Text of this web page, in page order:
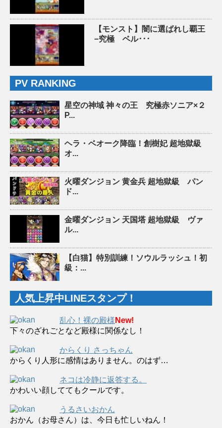
【モンスト】闇に選ばれし覇王
−究極 ベル･･･
PV RANKING
星空の神域 神々の王 究極赤ソニア×２
P...
ヘラ・ベオーク降臨！創樹妃 超地獄級
オ...
火曜ダンジョン 黄金兵 超地獄級 パン
ド...
金曜ダンジョン 天国塔 超地獄級 ヴァ
ル...
【白猫】特別訓練！ソウルラッシュ！初
級：...
人気上昇中LINEスタンプ！
乱心！裸の殿様 New!
下々のざれごとなど殿様に関係なし！
からくり さっちゃん
からくり人形に感情はありません。のはず…
ネコは冷静に返答する。
かわいい顔しててもクールです。
うるさいおかん
おかん（お母さん）は、今日も忙しいねん！